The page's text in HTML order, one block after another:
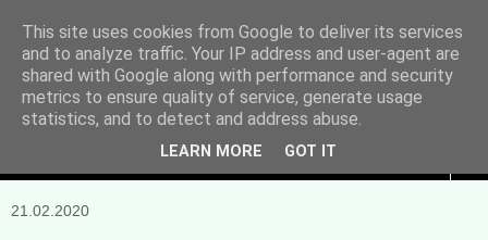
Manuela Sonntag
Bücher, Blogs & mehr
21.02.2020
This site uses cookies from Google to deliver its services
and to analyze traffic. Your IP address and user-agent are
shared with Google along with performance and security
metrics to ensure quality of service, generate usage
statistics, and to detect and address abuse.
LEARN MORE GOT IT